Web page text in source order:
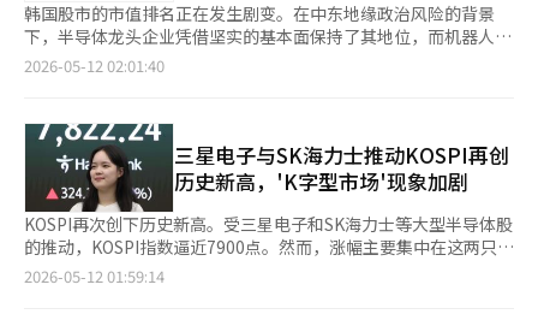
韩国股市的市值排名正在发生剧变。在中东地缘政治风险的背景
下，半导体龙头企业凭借坚实的基本面保持了其地位，而机器人和
造船股则以惊人的势头迅速上升。相反，上个月大幅上涨的电力设
一个月前（4月10日）发生了变化。除了市值排名第1、2、13的三
星电子、SK海力士和三星生命，其他“前20”的阵容几乎被重新
洗牌。 此次排名变动的主要动力是半导体出口的良好表现以及机
器人、电力设备和造船行业的快速上涨。5月的半导体出口额连续
创下新高，行业复苏的迹象逐渐显现，半导体相关股票普遍上涨。
在KOSPI市场中，表现最为突出的股票是三星物产。由于股东回报
政策的加强和治理结构改革的预期，该公司从一个月前的第12位跃
升至本月的第7位。SK海力士的股权价值重估预期使得SK平方也从
2026-05-12 02:01:40
三星电子与SK海力士推动KOSPI再创
历史新高，'K字型市场'现象加剧
KOSPI再次创下历史新高。受三星电子和SK海力士等大型半导体股
的推动，KOSPI指数逼近7900点。然而，涨幅主要集中在这两只超
大型半导体股上，导致个股表现差异加大，'K字型市场'现象愈发
2026-05-12 01:59:14